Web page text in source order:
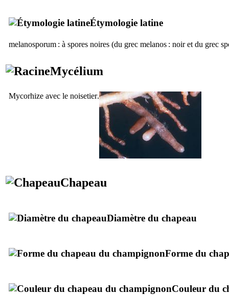
Étymologie latine
melanosporum : à spores noires (du grec melanos : noir et du grec
Mycélium
Mycorhize avec le noisetier.
Chapeau
Diamètre du chapeau
Forme du
Couleur du